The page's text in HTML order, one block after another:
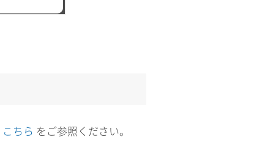
こちら をご参照ください。